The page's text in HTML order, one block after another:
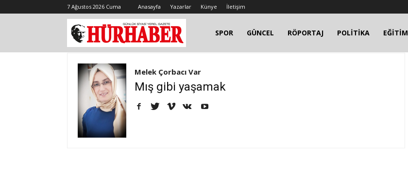
7 Ağustos 2026 Cuma Anasayfa Yazarlar Künye İletişim
SPOR GÜNCEL RÖPORTAJ POLİTİKA EĞİTİM
Melek Çorbacı Var
Mış gibi yaşamak